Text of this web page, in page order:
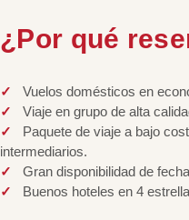
¿Por qué
Vuelos domésticos en
Viaje en grupo de alta
Paquete de viaje a bajo
intermediarios.
Gran disponibilidad de
Buenos hoteles en 4